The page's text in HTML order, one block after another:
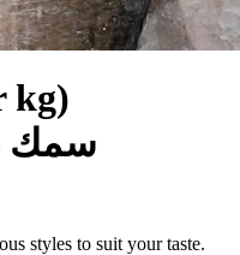
kg)
سمك
styles to suit your taste.